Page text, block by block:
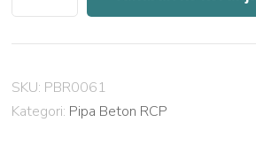
Harga
Pipa
RCP
Tegal
SKU: PBR0061
Kategori: Pipa Beton RCP